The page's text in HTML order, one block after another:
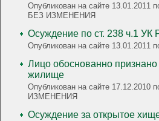
Опубликован на сайте 13.01.2011 под номером
БЕЗ ИЗМЕНЕНИЯ
Осуждение по ст. 238 ч.1
Опубликован на сайте
Лицо обоснованно
жилище
Опубликован на сайте
ИЗМЕНЕНИЯ
Осуждение за открытое